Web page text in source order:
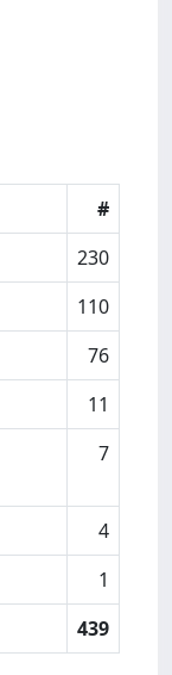
#
230
110
76
11
7
4
1
439